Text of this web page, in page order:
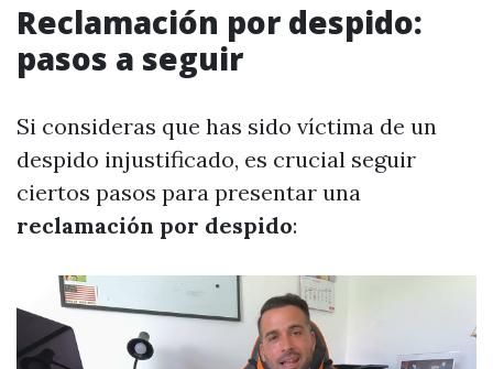
Reclamación por despido:
pasos a seguir
Si consideras que has sido víctima de un
despido injustificado, es crucial seguir
ciertos pasos para presentar una
reclamación por despido: